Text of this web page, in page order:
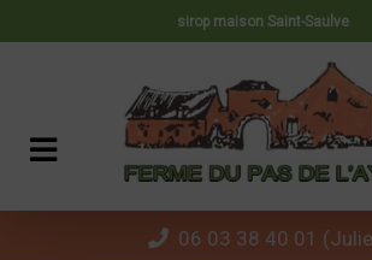
sirop maison Saint-Saulve
06 03 38 40 01
Panneau de gestion des cookies